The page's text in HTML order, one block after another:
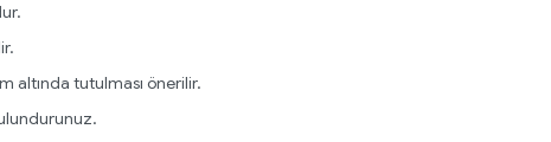
altında tutulması önerilir.